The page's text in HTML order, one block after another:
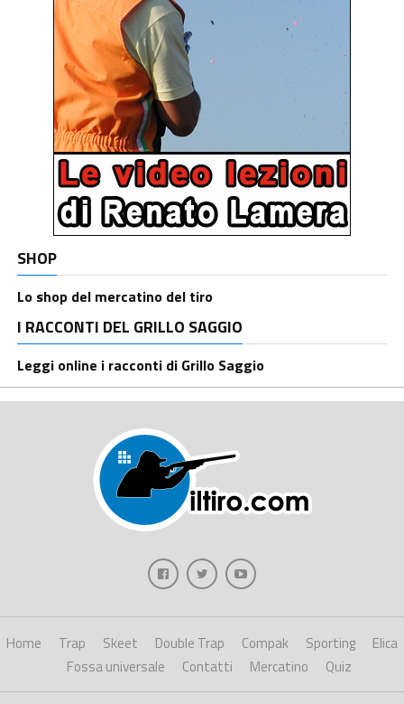
SHOP
Lo shop del mercatino del tiro
I RACCONTI DEL GRILLO SAGGIO
Leggi online i racconti di Grillo Saggio
Home Trap Skeet Double Trap Compak Sporting
Elica
Fossa universale
Contatti Mercatino Quiz